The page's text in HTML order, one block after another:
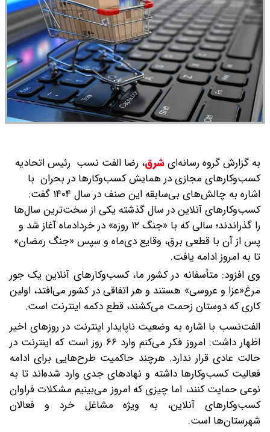
به گزارش گروه رسانه‌ایشرق، رضا الفت نسب رئیس اتحادیه
کسب‌وکارهای مجازی در همایش کسب‌وکارها در بحران با
اشاره به چالش‌های بی‌سابقه این صنف در سال ۱۴۰۴ گفت:
کسب‌وکارهای آنلاین در سال گذشته یکی از سخت‌ترین سال‌ها
را گذراندند؛ سالی که با «جنگ ۱۲ روزه» در خردادماه آغاز شد و
پس از آن با قطعی برق، وقایع دی‌ماه و سپس «جنگ رمضان»
تا به امروز ادامه یافت.
وی افزود: متأسفانه در کشور ما، کسب‌وکارهای آنلاین یک جور
مرغ«عزا و عروسی» هستند و هر اتفاقی در کشور می‌افتد، اولین
کاری که دوستان زحمت می‌کشند، قطع دکمه اینترنت است.
الفت‌نسب با اشاره به وضعیت ناپایدار اینترنت در روزهای اخیر
اظهار داشت: امروز فکر می‌کنم وارد ۶۶ روز است که اینترنت در
حالت عادی قرار ندارد. هرچند حاکمیت طرح‌هایی برای ادامه
فعالیت کسب‌وکارها داشته و نهادهای جدی وارد شده‌اند تا به
نوعی حمایت کنند، اما چیزی که امروز می‌بینیم مشکلات فراوان
کسب‌وکارهای آنلاین، به ویژه مشاغل خرد و فعالان
شهرستان‌ها است.